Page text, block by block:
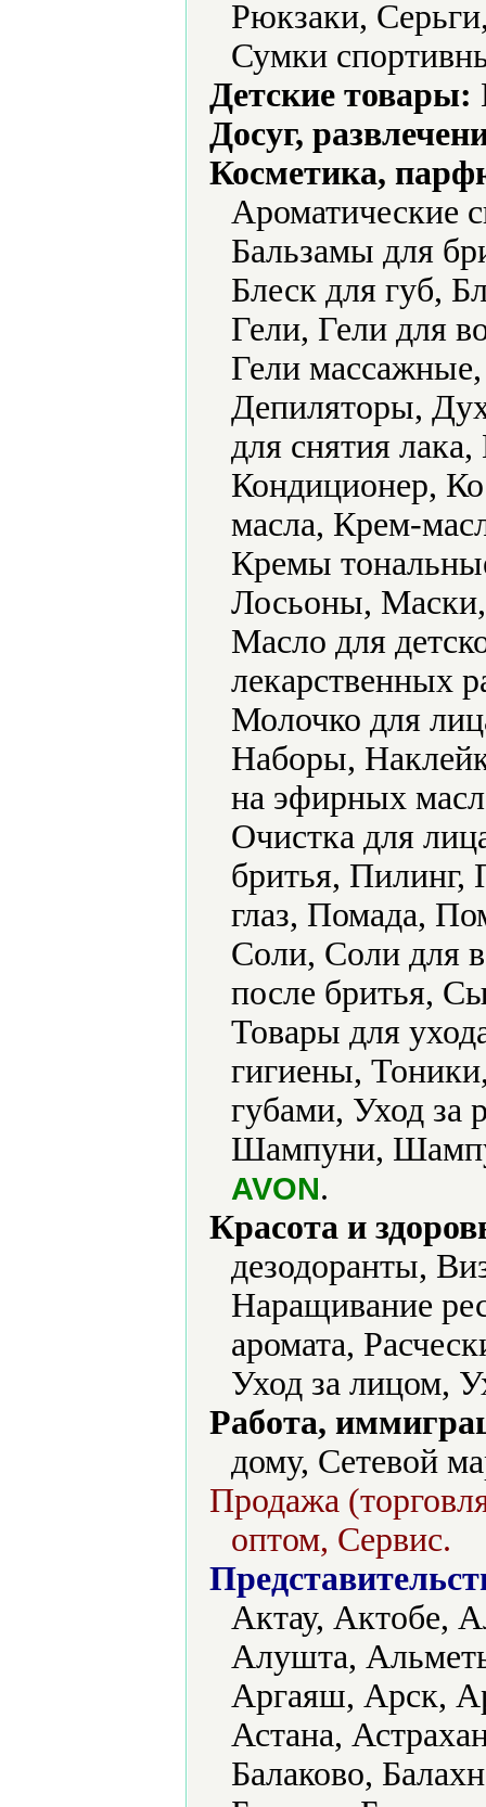
Рюкзаки,
Сумки
Детские товары:
Досуг,
Косметика,
Ароматические
Бальзамы для
Блеск для губ,
Гели, Гели для
Гели
Депиляторы,
для снятия
Кондиционер,
масла, Крем-
Кремы
Лосьоны,
Масло для
лекарственных
Молочко для
Наборы,
на эфирных
Очистка для
бритья, Пилинг,
глаз, Помада,
Соли, Соли для
после бритья,
Товары для
гигиены,
губами, Уход за
Шампуни,
AVON.
Красота и
дезодоранты,
Наращивание
аромата,
Уход за лицом,
Работа,
дому, Сетевой
Продажа
оптом, Сервис.
Актау, Актобе,
Алушта,
Аргаяш, Арск,
Астана,
Балаково,